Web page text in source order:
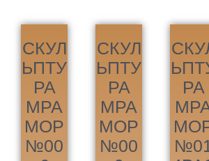
СКУЛ
ЬПТУ
РА
МРА
МОР
№00
СКУЛ
ЬПТУ
РА
МРА
МОР
№00
РА